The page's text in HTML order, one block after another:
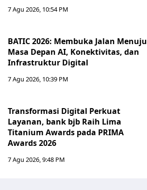
7 Agu 2026, 10:54 PM
BATIC 2026: Membuka Jalan Menuju
Masa Depan AI, Konektivitas, dan
Infrastruktur Digital
7 Agu 2026, 10:39 PM
Transformasi Digital Perkuat
Layanan, bank bjb Raih Lima
Titanium Awards pada PRIMA
Awards 2026
7 Agu 2026, 9:48 PM